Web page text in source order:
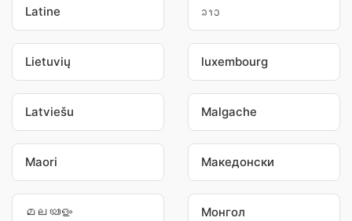
Latine ລາວ
Lietuvių luxembourg
Latviešu Malgache
Maori Македонски
മലയാളം Монгол